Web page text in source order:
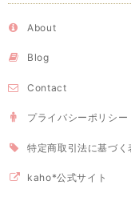
About
Blog
Contact
プライバシーポリシー
特定商取引法に基づく
kaho*公式サイト